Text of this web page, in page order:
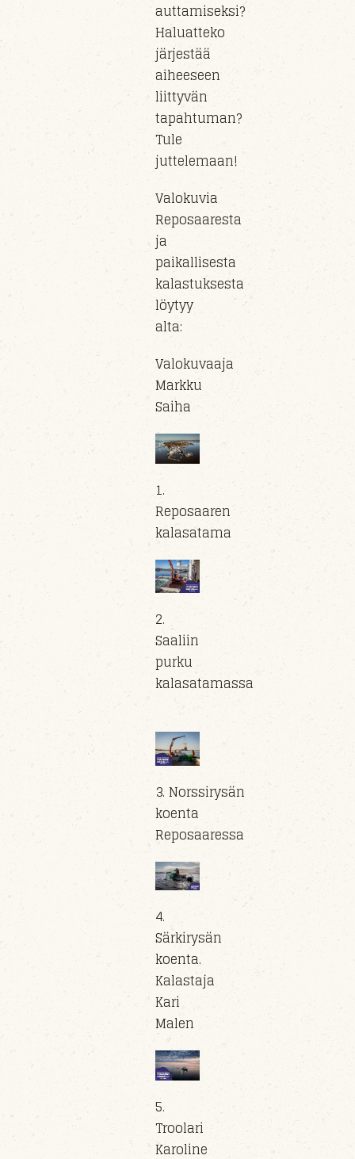
auttamiseksi?
Haluatteko
järjestää
aiheeseen
liittyvän
tapahtuman?
Tule
juttelemaan!
Valokuvia
Reposaaresta
ja
paikallisesta
kalastuksesta
löytyy
alta:
Valokuvaaja
Markku
Saiha
1.
Reposaaren
kalasatama
2.
Saaliin
purku
kalasatamassa
3. Norssirysän
koenta
Reposaaressa
4.
Särkirysän
koenta.
Kalastaja
Kari
Malen
5.
Troolari
Karoline